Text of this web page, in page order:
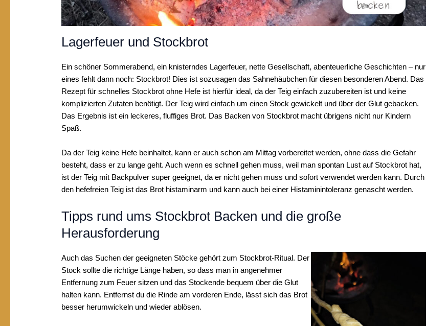
Lagerfeuer und Stockbrot
Ein schöner Sommerabend, ein knisterndes Lagerfeuer, nette Gesellschaft, abenteuerliche Geschichten – nur
eines fehlt dann noch: Stockbrot! Dies ist sozusagen das Sahnehäubchen für diesen besonderen Abend. Das
Rezept für schnelles Stockbrot ohne Hefe ist hierfür ideal, da der Teig einfach zuzubereiten ist und keine
komplizierten Zutaten benötigt. Der Teig wird einfach um einen Stock gewickelt und über der Glut gebacken.
Das Ergebnis ist ein leckeres, fluffiges Brot. Das Backen von Stockbrot macht übrigens nicht nur Kindern
Spaß.
Da der Teig keine Hefe beinhaltet, kann er auch schon am Mittag vorbereitet werden, ohne dass die Gefahr
besteht, dass er zu lange geht. Auch wenn es schnell gehen muss, weil man spontan Lust auf Stockbrot hat,
ist der Teig mit Backpulver super geeignet, da er nicht gehen muss und sofort verwendet werden kann. Durch
den hefefreien Teig ist das Brot histaminarm und kann auch bei einer Histaminintoleranz genascht werden.
Tipps rund ums Stockbrot Backen und die große
Herausforderung
Auch das Suchen der geeigneten Stöcke gehört zum Stockbrot-Ritual. Der
Stock sollte die richtige Länge haben, so dass man in angenehmer
Entfernung zum Feuer sitzen und das Stockende bequem über die Glut
halten kann. Entfernst du die Rinde am vorderen Ende, lässt sich das Brot
besser herumwickeln und wieder ablösen.